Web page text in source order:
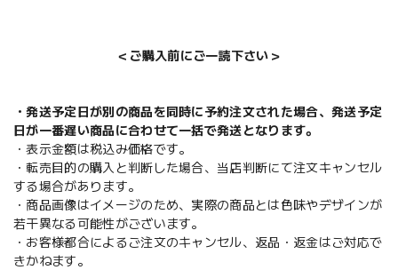
＜ご購入前にご一読下さい＞
・発送予定日が別の商品を同時に予約注文された場合、発送予定
日が一番遅い商品に合わせて一括で発送となります。
・表示金額は税込み価格です。
・転売目的の購入と判断した場合、当店判断にて注文キャンセル
する場合があります。
・商品画像はイメージのため、実際の商品とは色味やデザインが
若干異なる可能性がございます。
・お客様都合によるご注文のキャンセル、返品・返金はご対応で
きかねます。